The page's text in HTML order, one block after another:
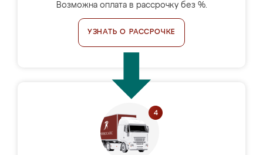
Возможна оплата в рассрочку без %.
УЗНАТЬ О РАССРОЧКЕ